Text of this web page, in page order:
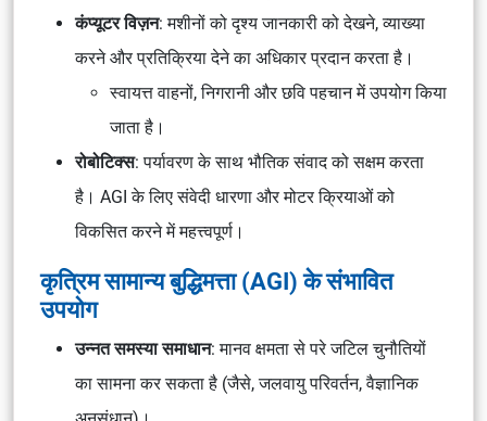
कंप्यूटर विज़न: मशीनों को दृश्य जानकारी को देखने, व्याख्या
करने और प्रतिक्रिया देने का अधिकार प्रदान करता है।
स्वायत्त वाहनों, निगरानी और छवि पहचान में उपयोग किया
जाता है।
रोबोटिक्स: पर्यावरण के साथ भौतिक संवाद को सक्षम करता
है। AGI के लिए संवेदी धारणा और मोटर क्रियाओं को
विकसित करने में महत्त्वपूर्ण।
कृत्रिम सामान्य बुद्धिमत्ता (AGI) के संभावित
उपयोग
उन्नत समस्या समाधान: मानव क्षमता से परे जटिल चुनौतियों
का सामना कर सकता है (जैसे, जलवायु परिवर्तन, वैज्ञानिक